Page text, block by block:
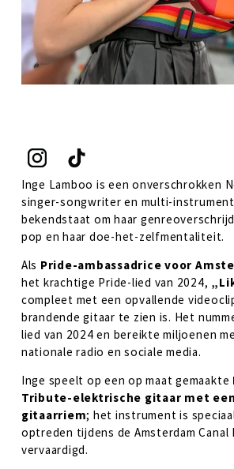
Inge Lamboo is een onverschrokken
singer-songwriter en multi-
bekendstaat om haar
pop en haar doe-het-zelfmentaliteit.
Als Pride-ambassadrice voor
het krachtige Pride-lied van 2024,
compleet met een opvallende
brandende gitaar te zien is. Het
lied van 2024 en bereikte miljoenen
nationale radio en sociale media.
Inge speelt op een op maat gemaakte
Tribute-elektrische gitaar met
gitaarriem; het instrument is
optreden tijdens de Amsterdam Canal
vervaardigd.